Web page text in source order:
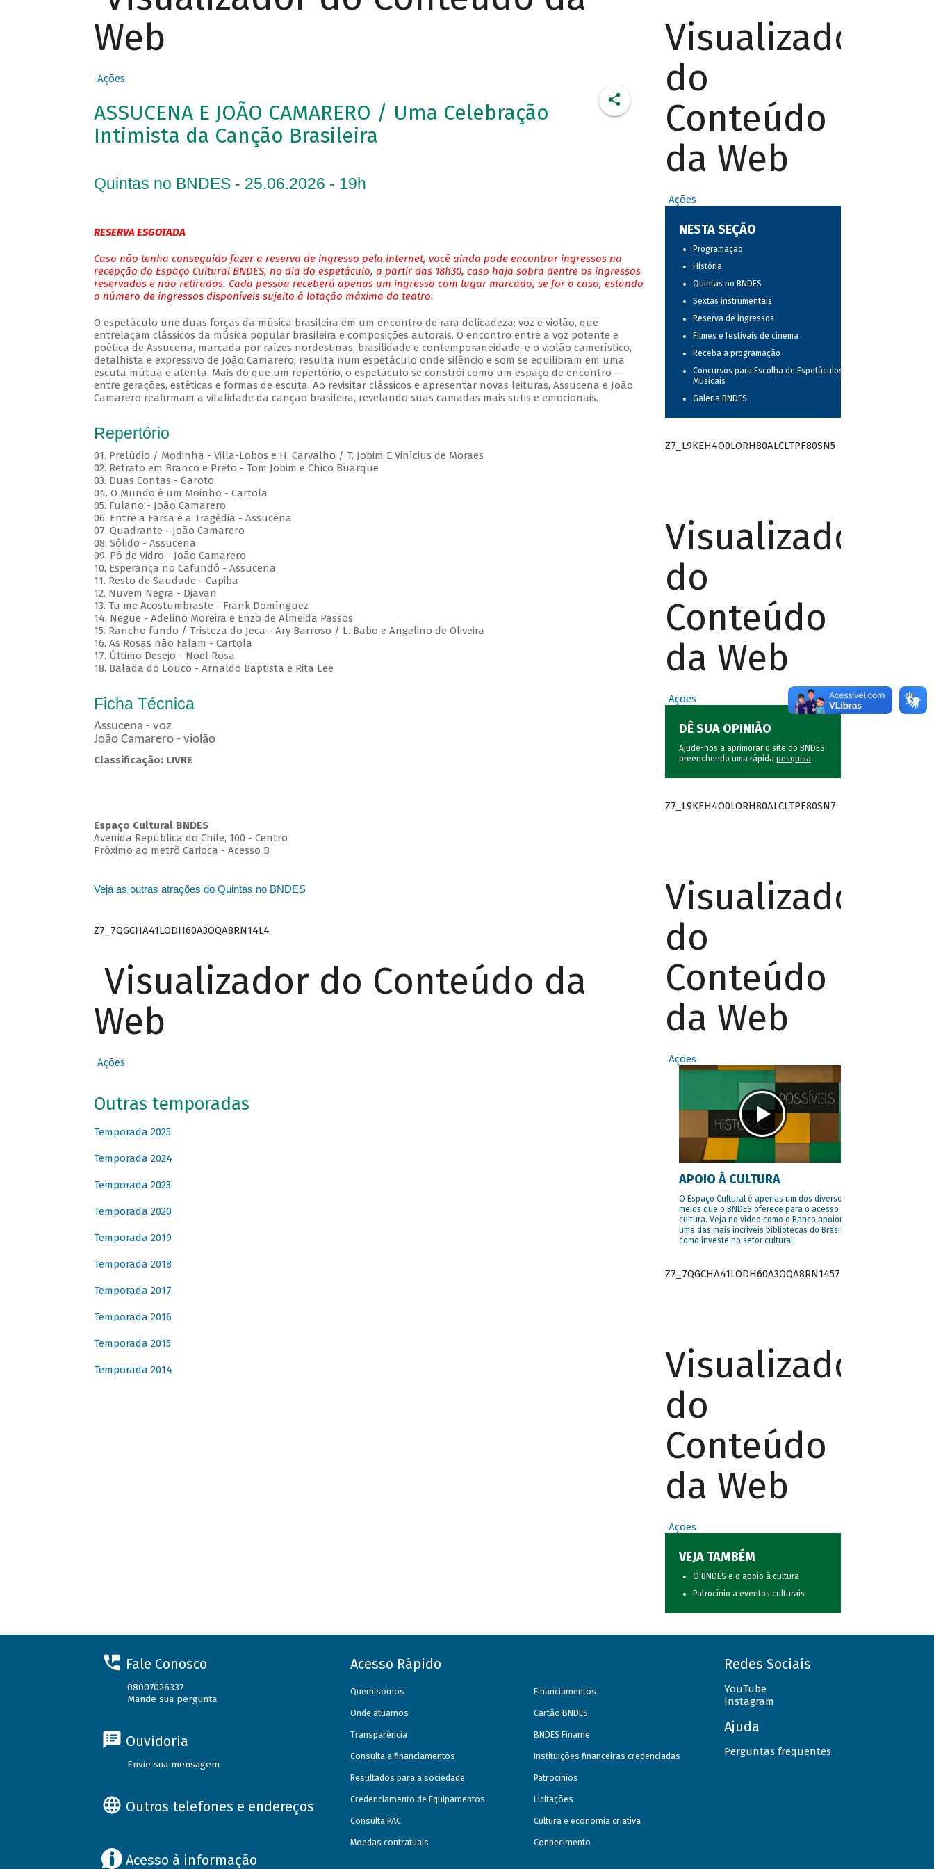
Web
Ações
ASSUCENA E JOÃO CAMARERO / Uma Celebração
Intimista da Canção Brasileira
Quintas no BNDES - 25.06.2026 - 19h
RESERVA ESGOTADA
Caso não tenha conseguido fazer a reserva de ingresso pela internet, você ainda pode encontrar ingressos na
recepção do Espaço Cultural BNDES, no dia do espetáculo, a partir das 18h30, caso haja sobra dentre os ingressos
reservados e não retirados. Cada pessoa receberá apenas um ingresso com lugar marcado, se for o caso, estando
o número de ingressos disponíveis sujeito à lotação máxima do teatro.
O espetáculo une duas forças da música brasileira em um encontro de rara delicadeza: voz e violão, que
entrelaçam clássicos da música popular brasileira e composições autorais. O encontro entre a voz potente e
poética de Assucena, marcada por raízes nordestinas, brasilidade e contemporaneidade, e o violão camerístico,
detalhista e expressivo de João Camarero, resulta num espetáculo onde silêncio e som se equilibram em uma
escuta mútua e atenta. Mais do que um repertório, o espetáculo se constrói como um espaço de encontro —
entre gerações, estéticas e formas de escuta. Ao revisitar clássicos e apresentar novas leituras, Assucena e João
Camarero reafirmam a vitalidade da canção brasileira, revelando suas camadas mais sutis e emocionais.
Repertório
01. Prelúdio / Modinha - Villa-Lobos e H. Carvalho / T. Jobim E Vinícius de Moraes
02. Retrato em Branco e Preto - Tom Jobim e Chico Buarque
03. Duas Contas - Garoto
04. O Mundo é um Moinho - Cartola
05. Fulano - João Camarero
06. Entre a Farsa e a Tragédia - Assucena
07. Quadrante - João Camarero
08. Sólido - Assucena
09. Pó de Vidro - João Camarero
10. Esperança no Cafundó - Assucena
11. Resto de Saudade - Capiba
12. Nuvem Negra - Djavan
13. Tu me Acostumbraste - Frank Domínguez
14. Negue - Adelino Moreira e Enzo de Almeida Passos
15. Rancho fundo / Tristeza do Jeca - Ary Barroso / L. Babo e Angelino de Oliveira
16. As Rosas não Falam - Cartola
17. Último Desejo - Noel Rosa
18. Balada do Louco - Arnaldo Baptista e Rita Lee
Ficha Técnica
Assucena - voz
João Camarero - violão
Classificação: LIVRE
Espaço Cultural BNDES
Avenida República do Chile, 100 - Centro
Próximo ao metrô Carioca - Acesso B
Veja as outras atrações do Quintas no BNDES
Z7_7QGCHA41LODH60A3OQA8RN14L4
Visualizador do Conteúdo da
Web
Ações
Outras temporadas
Temporada 2025
Temporada 2024
Temporada 2023
Temporada 2020
Temporada 2019
Temporada 2018
Temporada 2017
Temporada 2016
Temporada 2015
Temporada 2014
Visualizador
do
Conteúdo
da Web
Ações
NESTA SEÇÃO
Programação
História
Quintas no BNDES
Sextas instrumentais
Reserva de ingressos
Filmes e festivais de cinema
Receba a programação
Concursos para Escolha de Espetáculos
Musicais
Galeria BNDES
Z7_L9KEH4O0LORH80ALCLTPF80SN5
Visualizador
do
Conteúdo
da Web
Ações
DÊ SUA OPINIÃO
Ajude-nos a aprimorar o site do BNDES
preenchendo uma rápida pesquisa.
Z7_L9KEH4O0LORH80ALCLTPF80SN7
Visualizador
do
Conteúdo
da Web
Ações
APOIO À CULTURA
O Espaço Cultural é apenas um dos diversos
meios que o BNDES oferece para o acesso à
cultura. Veja no vídeo como o Banco apoiou
uma das mais incríveis bibliotecas do Brasil e
como investe no setor cultural.
Z7_7QGCHA41LODH60A3OQA8RN1457
Visualizador
do
Conteúdo
da Web
Ações
VEJA TAMBÉM
O BNDES e o apoio à cultura
Patrocínio a eventos culturais
Fale Conosco
08007026337
Mande sua pergunta
Ouvidoria
Envie sua mensagem
Outros telefones e endereços
Acesso à informação
Acesso Rápido
Quem somos
Onde atuamos
Transparência
Consulta a financiamentos
Resultados para a sociedade
Credenciamento de Equipamentos
Consulta PAC
Moedas contratuais
Financiamentos
Cartão BNDES
BNDES Finame
Instituições financeiras credenciadas
Patrocínios
Licitações
Cultura e economia criativa
Conhecimento
Redes Sociais
YouTube
Instagram
Ajuda
Perguntas frequentes